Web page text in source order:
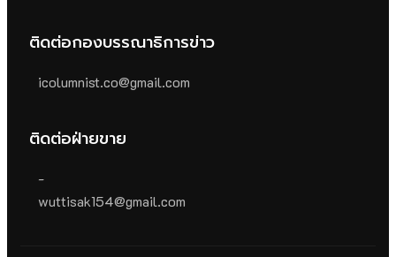
ติดต่อกองบรรณาธิการข่าว
icolumnist.co@gmail.com
ติดต่อฝ่ายขาย
-
wuttisak154@gmail.com